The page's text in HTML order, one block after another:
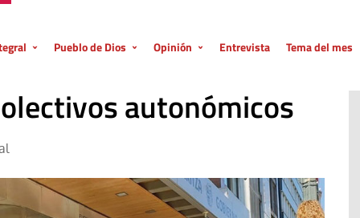
la creación
Pueblo de Dios
La oración de cada día
El Evangelio en tu vida
Opinión
Blog De paso…
Blog Desde mi azotea
Entrevista Tema del mes
autonómicos